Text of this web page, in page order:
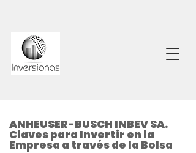
ANHEUSER-BUSCH INBEV SA.
Claves para Invertir en la
Empresa a través de la Bolsa